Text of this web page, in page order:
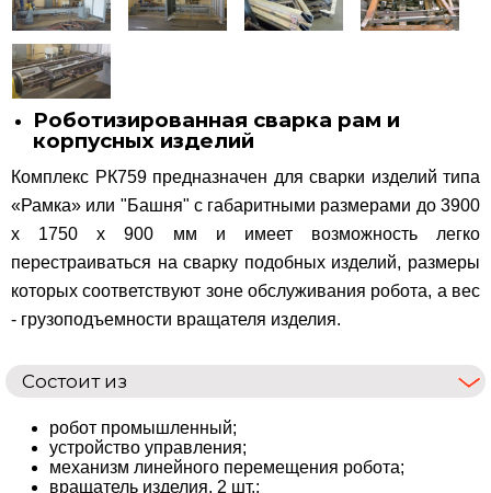
Роботизированная сварка рам и
корпусных изделий
Комплекс РК759 предназначен для сварки изделий типа
«Рамка» или "Башня" с габаритными размерами до 3900
х 1750 х 900 мм и имеет возможность легко
перестраиваться на сварку подобных изделий, размеры
которых соответствуют зоне обслуживания робота, а вес
- грузоподъемности вращателя изделия.
Состоит из
робот промышленный;
устройство управления;
механизм линейного перемещения робота;
вращатель изделия, 2 шт.;